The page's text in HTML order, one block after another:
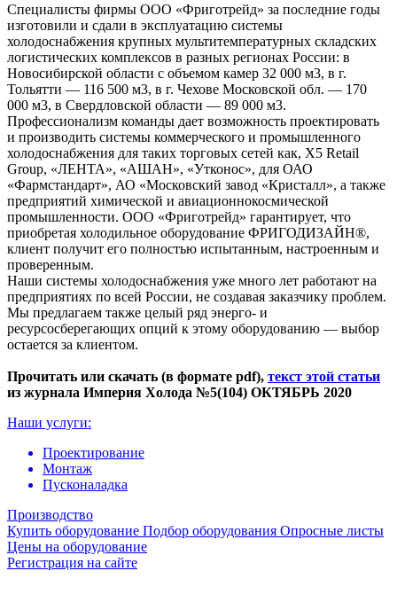
Специалисты фирмы ООО «Фриготрейд» за последние годы
изготовили и сдали в эксплуатацию системы
холодоснабжения крупных мультитемпературных складских
логистических комплексов в разных регионах России: в
Новосибирской области с объемом камер 32 000 м3, в г.
Тольятти — 116 500 м3, в г. Чехове Московской обл. — 170
000 м3, в Свердловской области — 89 000 м3.
Профессионализм команды дает возможность проектировать
и производить системы коммерческого и промышленного
холодоснабжения для таких торговых сетей как, Х5 Retail
Group, «ЛЕНТА», «АШАН», «Утконос», для ОАО
«Фармстандарт», АО «Московский завод «Кристалл», а также
предприятий химической и авиационнокосмической
промышленности. ООО «Фриготрейд» гарантирует, что
приобретая холодильное оборудование ФРИГОДИЗАЙН®,
клиент получит его полностью испытанным, настроенным и
проверенным.
Наши системы холодоснабжения уже много лет работают на
предприятиях по всей России, не создавая заказчику проблем.
Мы предлагаем также целый ряд энерго- и
ресурсосберегающих опций к этому оборудованию — выбор
остается за клиентом.
Прочитать или скачать (в формате pdf), текст этой статьи
из журнала Империя Холода №5(104) ОКТЯБРЬ 2020
Наши услуги:
Проектирование
Монтаж
Пусконаладка
Производство
Купить оборудование Подбор оборудования Опросные листы
Цены на оборудование
Регистрация на сайте